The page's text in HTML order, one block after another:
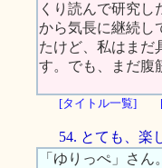
くり読んで研究
から気長に継続し
たけど、私はまだ
す。でも、まだ腹
[タイトル一覧]
54. とても、楽
「ゆりっぺ」さ